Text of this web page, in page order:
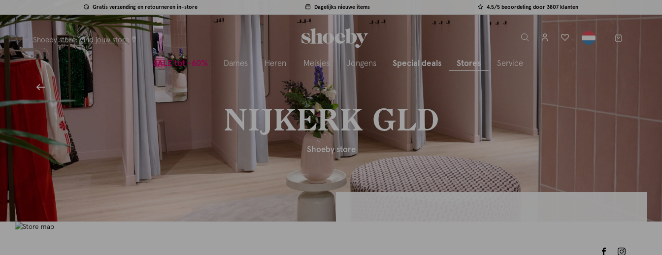
Gratis verzending en retourneren in-store Dagelijks nieuwe items 4.5/5 beoordeling door 3807 klanten
Shoeby store:Vind jouw store
label.header.toggle
SALE tot -60% Dames Heren Meisjes Jongens Special deals Stores Service
NIJKERK GLD
Shoeby store